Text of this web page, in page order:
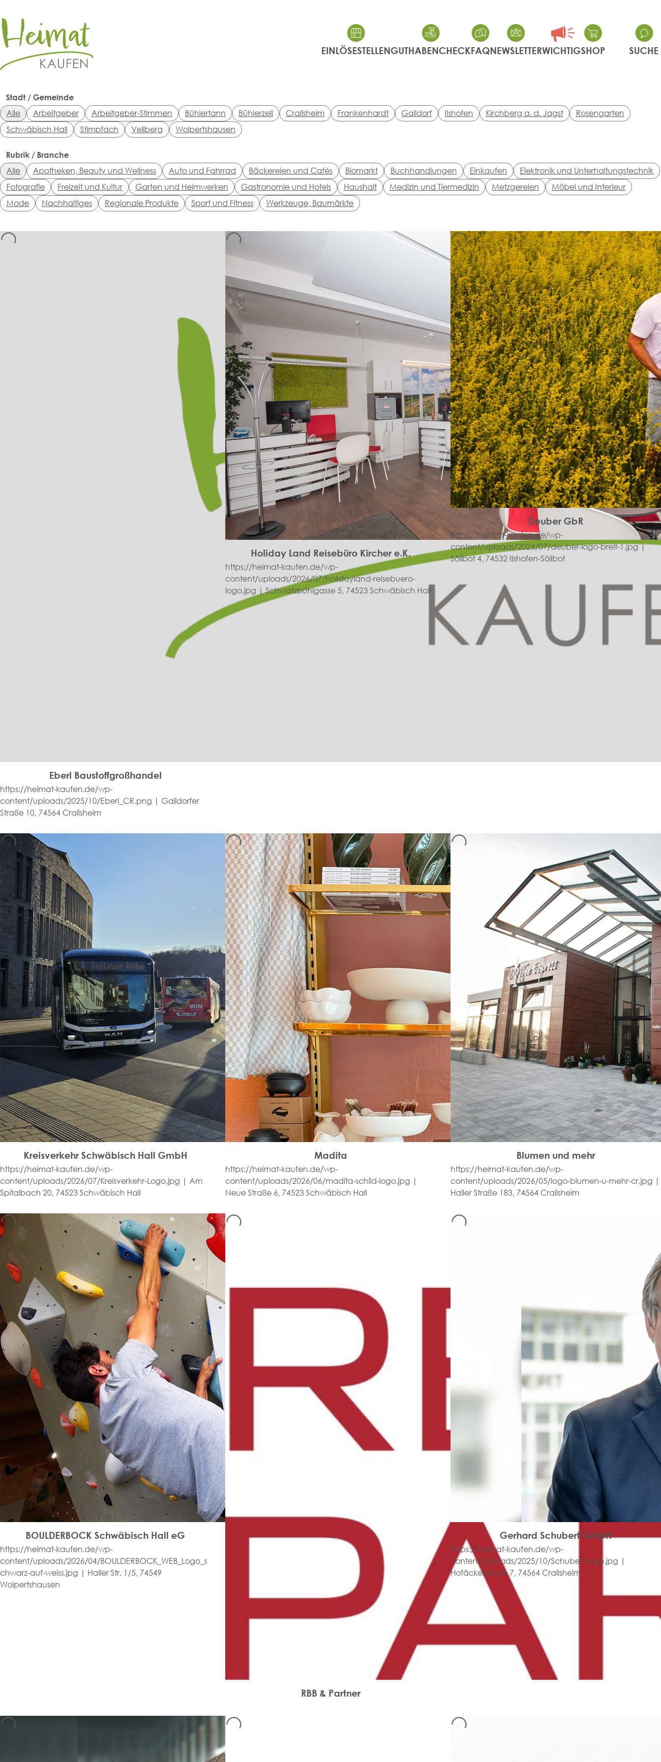
EINLÖSESTELLENGUTHABENCHECKFAQNEWSLETTERWICHTIGSHOP SUCHE
Stadt / Gemeinde
Alle
Arbeitgeber Arbeitgeber-Stimmen Bühlertann Bühlerzell Crailsheim Frankenhardt Gaildorf Ilshofen Kirchberg a. d. Jagst
Rosengarten
Schwäbisch Hall
Stimpfach Vellberg Wolpertshausen
Rubrik / Branche
Alle
Apotheken, Beauty und Wellness Auto und Fahrrad Bäckereien und Cafés Biomarkt Buchhandlungen Einkaufen
Elektronik und Unterhaltungstechnik
Fotografie
Freizeit und Kultur Garten und Heimwerken Gastronomie und Hotels Haushalt Medizin und Tiermedizin Metzgereien
Möbel und Interieur
Mode
Nachhaltiges Regionale Produkte Sport und Fitness Werkzeuge, Baumärkte
Eberl Baustoffgroßhandel
https://heimat-kaufen.de/wp-
content/uploads/2025/10/Eberl_CR.png | Gaildorfer
Straße 10, 74564 Crailsheim
Holiday Land Reisebüro Kircher e.K.
https://heimat-kaufen.de/wp-
content/uploads/2026/07/holidayland-reisebuero-
logo.jpg | Schwatzbühlgasse 5, 74523 Schwäbisch Hall
Deuber GbR
https://heimat-kaufen.de/wp-
content/uploads/2026/07/deuber-logo-breit-1.jpg |
Söllbot 4, 74532 Ilshofen-Söllbot
Kreisverkehr Schwäbisch Hall GmbH
https://heimat-kaufen.de/wp-
content/uploads/2026/07/Kreisverkehr-Logo.jpg | Am
Spitalbach 20, 74523 Schwäbisch Hall
Madita
https://heimat-kaufen.de/wp-
content/uploads/2026/06/madita-schild-logo.jpg |
Neue Straße 6, 74523 Schwäbisch Hall
Blumen und mehr
https://heimat-kaufen.de/wp-
content/uploads/2026/05/logo-blumen-u-mehr-cr.jpg |
Haller Straße 183, 74564 Crailsheim
BOULDERBOCK Schwäbisch Hall eG
https://heimat-kaufen.de/wp-
content/uploads/2026/04/BOULDERBOCK_WEB_Logo_s
chwarz-auf-weiss.jpg | Haller Str. 1/5, 74549
Wolpertshausen
RBB & Partner
Gerhard Schubert GmbH
https://heimat-kaufen.de/wp-
content/uploads/2025/10/Schubert-logo.jpg |
Hofäckerstraße 7, 74564 Crailsheim